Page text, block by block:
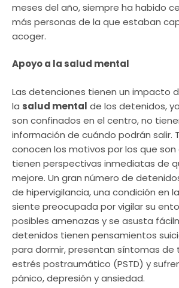
meses del año, siempre ha habido
más personas de la que estaban
acoger.
Apoyo a la salud mental
Las detenciones tienen un impacto
la salud mental de los detenidos,
son confinados en el centro, no
información de cuándo podrán salir.
conocen los motivos por los que
tienen perspectivas inmediatas de
mejore. Un gran número de
de hipervigilancia, una condición en
siente preocupada por vigilar su
posibles amenazas y se asusta
detenidos tienen pensamientos
para dormir, presentan síntomas de
estrés postraumático (PSTD) y
pánico, depresión y ansiedad.